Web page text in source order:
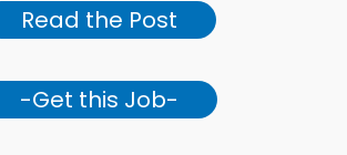
Read the Post
-Get this Job-